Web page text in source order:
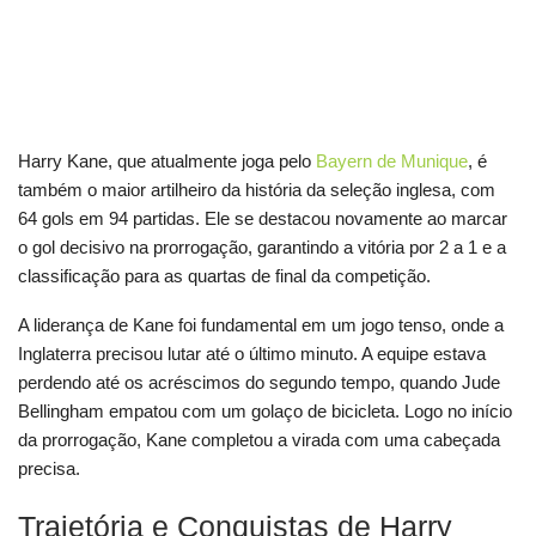
Harry Kane, que atualmente joga pelo Bayern de Munique, é
também o maior artilheiro da história da seleção inglesa, com
64 gols em 94 partidas. Ele se destacou novamente ao marcar
o gol decisivo na prorrogação, garantindo a vitória por 2 a 1 e a
classificação para as quartas de final da competição.
A liderança de Kane foi fundamental em um jogo tenso, onde a
Inglaterra precisou lutar até o último minuto. A equipe estava
perdendo até os acréscimos do segundo tempo, quando Jude
Bellingham empatou com um golaço de bicicleta. Logo no início
da prorrogação, Kane completou a virada com uma cabeçada
precisa.
Trajetória e Conquistas de Harry